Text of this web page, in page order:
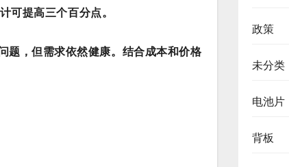
可提高三个百分点。
题，但需求依然健康。结合成本和价格
政策
未分类
电池片
背板